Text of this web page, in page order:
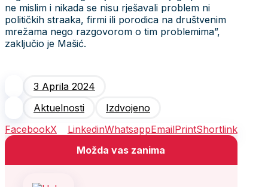
ne mislim i nikada se nisu rješavali problem ni
političkih straaka, firmi ili porodica na društvenim
mrežama nego razgovorom o tim problemima”,
zaključio je Mašić.
3 Aprila 2024
Aktuelnosti
Izdvojeno
FacebookX LinkedinWhatsappEmailPrintShortlink
Možda vas zanima